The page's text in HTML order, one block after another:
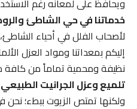
خدماتنا في حي الشاطئ والروضة
لأصحاب الفلل في أحياء الشاطئ،
إليكم بمعداتنا ومواد العزل
نظيفة ومحمية تماماً من كافة
تلميع وعزل الجرانيت الطبيعي
ولكنها تمتص الزيوت ببطء؛